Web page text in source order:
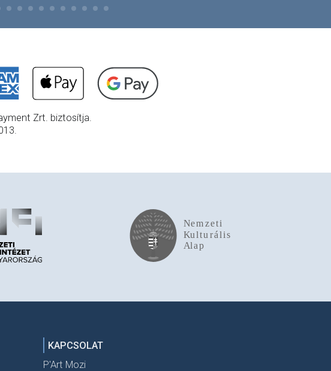
Zrt. biztosítja.
KAPCSOLAT
P'Art Mozi